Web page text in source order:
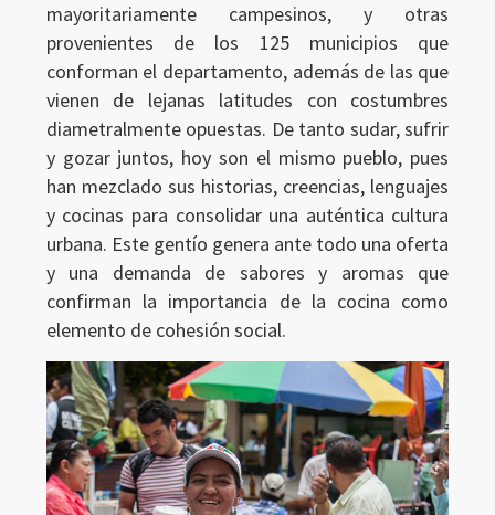
mayoritariamente campesinos, y otras
provenientes de los 125 municipios que
conforman el departamento, además de las que
vienen de lejanas latitudes con costumbres
diametralmente opuestas. De tanto sudar, sufrir
y gozar juntos, hoy son el mismo pueblo, pues
han mezclado sus historias, creencias, lenguajes
y cocinas para consolidar una auténtica cultura
urbana. Este gentío genera ante todo una oferta
y una demanda de sabores y aromas que
confirman la importancia de la cocina como
elemento de cohesión social.